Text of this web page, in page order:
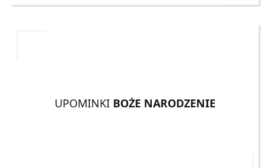
UPOMINKI BOŻE NARODZENIE